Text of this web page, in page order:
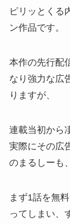
ピリッとくる
ン作品です。
本作の先行配
なり強力な広
りますが、
連載当初から
実際にその広
のまるしーも、
まず1話を無
ってしまい、